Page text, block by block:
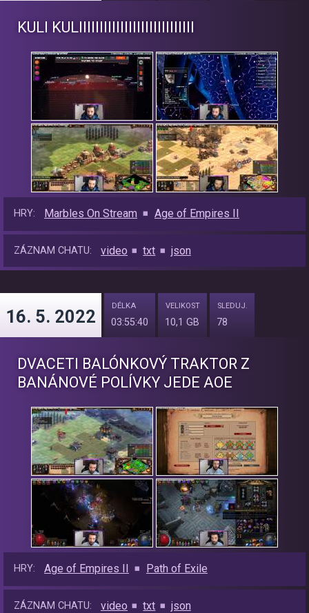
KULI KULIIIIIIIIIIIIIII​IIIIIIIIIIIII
HRY: Marbles On Stream Age of Empires II
ZÁZNAM CHATU: video txt json
16. 5. 2022
DÉLKA
03:55:40
VELIKOST
10,1 GB
SLEDUJ.
78
DVACETI BALÓNKOVÝ TRAKTOR Z
BANÁNOVÉ POLÍVKY JEDE AOE
HRY: Age of Empires II Path of Exile
ZÁZNAM CHATU: video txt json